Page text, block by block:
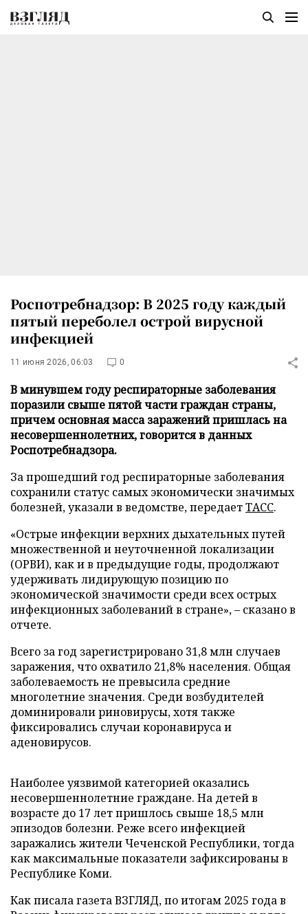
Роспотребнадзор: В 2025 году каждый
пятый переболел острой вирусной
инфекцией
11 июня 2026, 06:03 0
В минувшем году респираторные заболевания
поразили свыше пятой части граждан страны,
причем основная масса заражений пришлась на
несовершеннолетних, говорится в данных
Роспотребнадзора.
За прошедший год респираторные заболевания
сохранили статус самых экономически значимых
болезней, указали в ведомстве, передаетТАСС.
«Острые инфекции верхних дыхательных путей
множественной и неуточненной локализации
(ОРВИ), как и в предыдущие годы, продолжают
удерживать лидирующую позицию по
экономической значимости среди всех острых
инфекционных заболеваний в стране», – сказано в
отчете.
Всего за год зарегистрировано 31,8 млн случаев
заражения, что охватило 21,8% населения. Общая
заболеваемость не превысила средние
многолетние значения. Среди возбудителей
доминировали риновирусы, хотя также
фиксировались случаи коронавируса и
аденовирусов.
Наиболее уязвимой категорией оказались
несовершеннолетние граждане. На детей в
возрасте до 17 лет пришлось свыше 18,5 млн
эпизодов болезни. Реже всего инфекцией
заражались жители Чеченской Республики, тогда
как максимальные показатели зафиксированы в
Республике Коми.
Как писала газета ВЗГЛЯД, по итогам 2025 года в